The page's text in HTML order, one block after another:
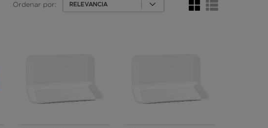
Ordenar por: RELEVANCIA